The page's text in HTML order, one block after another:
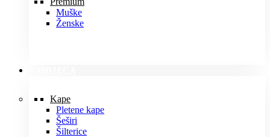
Muške
Ženske
Kape
Pletene kape
Šeširi
Šilterice